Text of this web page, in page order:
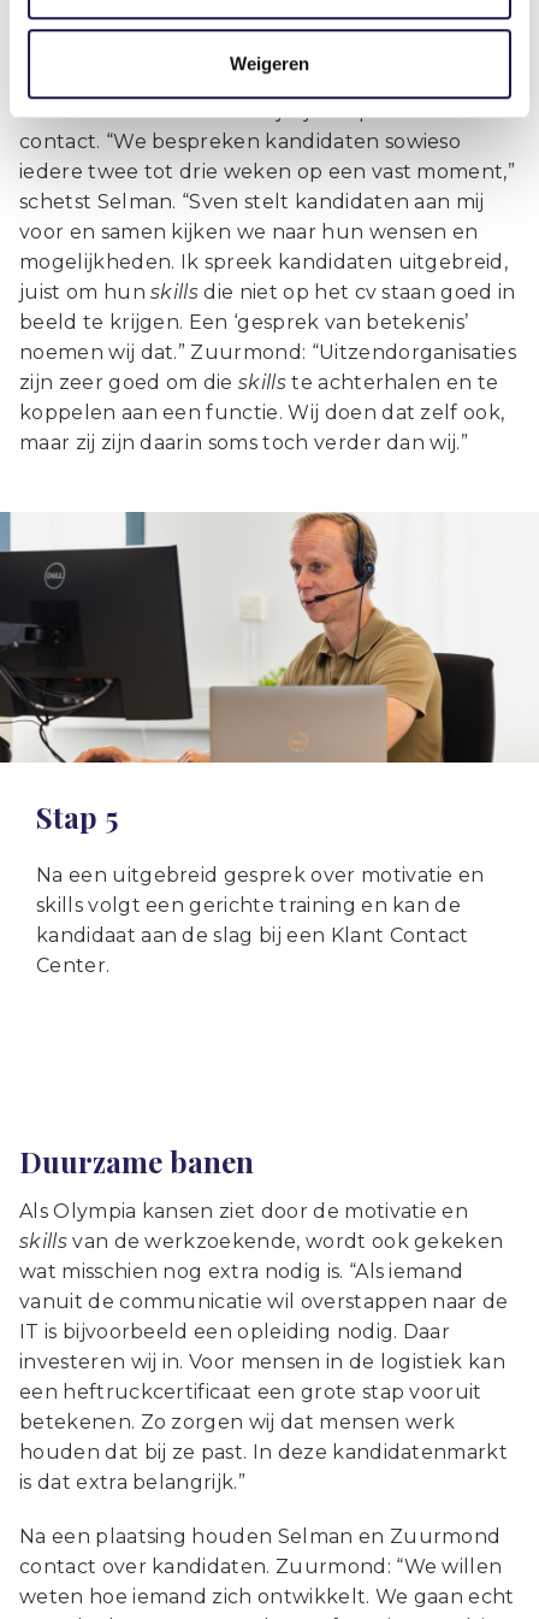
Weigeren
Om dit goed af te stemmen op kandidaten
hebben Zuurmond en Olympia-consultant
Reinier Selman een kort lijntje en periodiek
contact. “We bespreken kandidaten sowieso
iedere twee tot drie weken op een vast moment,”
schetst Selman. “Sven stelt kandidaten aan mij
voor en samen kijken we naar hun wensen en
mogelijkheden. Ik spreek kandidaten uitgebreid,
juist om hunskills die niet op het cv staan goed in
beeld te krijgen. Een ‘gesprek van betekenis’
noemen wij dat.” Zuurmond: “Uitzendorganisaties
zijn zeer goed om dieskillste achterhalen en te
koppelen aan een functie. Wij doen dat zelf ook,
maar zij zijn daarin soms toch verder dan wij.”
Stap 5
Na een uitgebreid gesprek over motivatie en
skills volgt een gerichte training en kan de
kandidaat aan de slag bij een Klant Contact
Center.
Duurzame banen
Als Olympia kansen ziet door de motivatie en
skillsvan de werkzoekende, wordt ook gekeken
wat misschien nog extra nodig is. “Als iemand
vanuit de communicatie wil overstappen naar de
IT is bijvoorbeeld een opleiding nodig. Daar
investeren wij in. Voor mensen in de logistiek kan
een heftruckcertificaat een grote stap vooruit
betekenen. Zo zorgen wij dat mensen werk
houden dat bij ze past. In deze kandidatenmarkt
is dat extra belangrijk.”
Na een plaatsing houden Selman en Zuurmond
contact over kandidaten. Zuurmond: “We willen
weten hoe iemand zich ontwikkelt. We gaan echt